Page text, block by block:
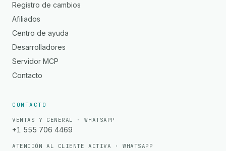
Registro de cambios
Afiliados
Centro de ayuda
Desarrolladores
Servidor MCP
Contacto
CONTACTO
VENTAS Y GENERAL · WHATSAPP
+1 555 706 4469
ATENCIÓN AL CLIENTE ACTIVA · WHATSAPP